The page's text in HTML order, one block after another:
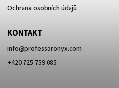
Ochrana osobních údajů
KONTAKT
info@professoronyx.com
+420 725 759 085